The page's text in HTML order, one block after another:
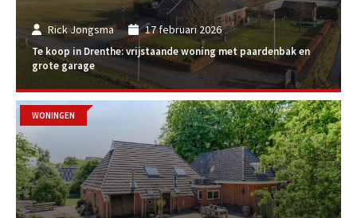
Rick Jongsma 17 februari 2026
Te koop in Drenthe: vrijstaande woning met paardenbak en
grote garage
WONINGEN